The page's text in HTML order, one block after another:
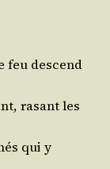
feu des­cend
rasant les
qui y